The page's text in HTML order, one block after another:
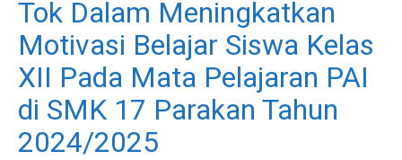
Tok Dalam Meningkatkan
Motivasi Belajar Siswa Kelas
XII Pada Mata Pelajaran PAI
di SMK 17 Parakan Tahun
2024/2025